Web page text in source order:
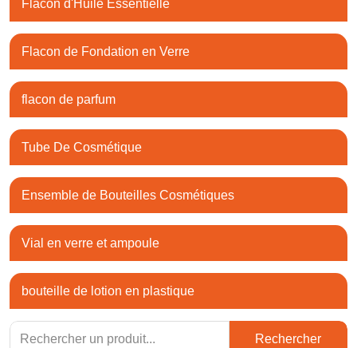
Flacon d'Huile Essentielle
Flacon de Fondation en Verre
flacon de parfum
Tube De Cosmétique
Ensemble de Bouteilles Cosmétiques
Vial en verre et ampoule
bouteille de lotion en plastique
Rechercher